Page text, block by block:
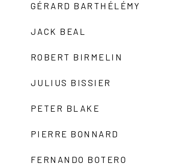
GÉRARD BARTHÉLÉMY
JACK BEAL
ROBERT BIRMELIN
JULIUS BISSIER
PETER BLAKE
PIERRE BONNARD
FERNANDO BOTERO